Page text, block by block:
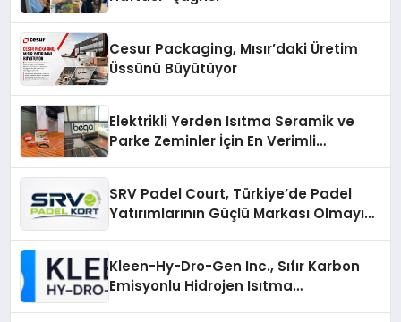
Cesur Packaging, Mısır’daki Üretim
Üssünü Büyütüyor
Elektrikli Yerden Isıtma Seramik ve
Parke Zeminler İçin En Verimli
SRV Padel Court, Türkiye’de Padel
Yatırımlarının Güçlü Markası Olmayı
Kleen-Hy-Dro-Gen Inc., Sıfır Karbon
Emisyonlu Hidrojen Isıtma